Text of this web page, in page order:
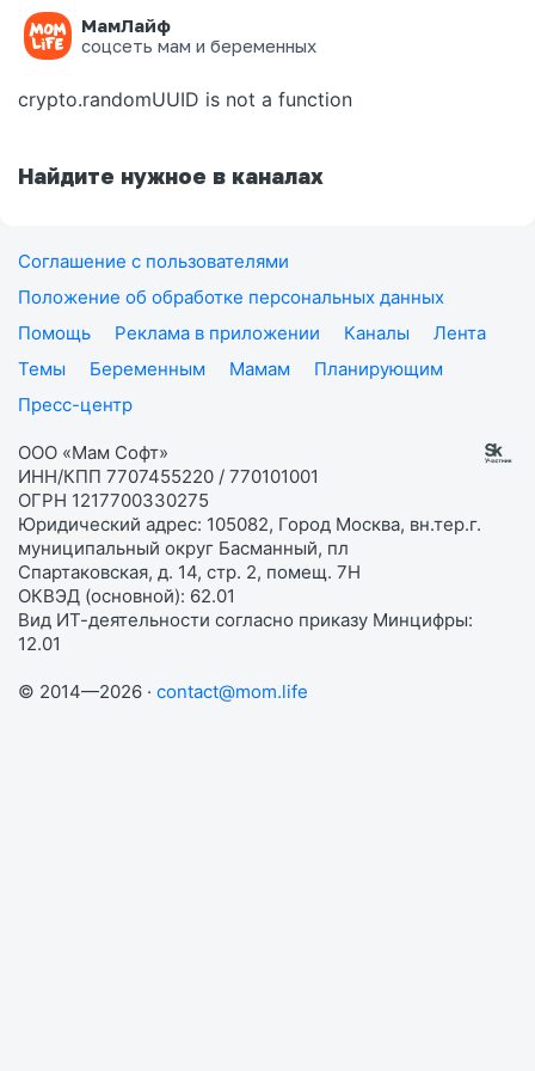
МамЛайф
соцсеть мам и беременных
Ошибка на странице
crypto.randomUUID is not a function
Найдите нужное в каналах
Соглашение с пользователями
Положение об обработке персональных данных
Помощь
Реклама в приложении Каналы
Лента
Темы
Беременным Мамам
Планирующим
Пресс-центр
ООО «Мам Софт»
ИНН/КПП 7707455220 / 770101001
ОГРН 1217700330275
Юридический адрес: 105082, Город Москва, вн.тер.г.
муниципальный округ Басманный, пл
Спартаковская, д. 14, стр. 2, помещ. 7Н
ОКВЭД (основной): 62.01
Вид ИТ-деятельности согласно приказу Минцифры:
12.01
© 2014—2026 · contact@mom.life